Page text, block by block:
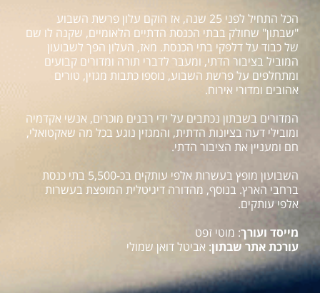
הכל התחיל לפני 25 שנה, אז הוקם עלון פרשת השבוע
"שבתון" שחולק בבתי הכנסת הדתיים הלאומיים, שקנה לו שם
של כבוד על דלפקי בתי הכנסת. מאז, העלון הפך לשבועון
המוביל בציבור הדתי, ומעבר לדברי תורה ומדורים קבועים
ומתחלפים על פרשת השבוע, נוספו כתבות מגזין, טורים
אהובים ומדורי אירוח.
המדורים בשבתון נכתבים על ידי רבנים מוכרים, אנשי אקדמיה
ומובילי דעה בציונות הדתית, והמגזין נוגע בכל מה שאקטואלי,
חם ומעניין את הציבור הדתי.
השבועון מופץ בעשרות אלפי עותקים בכ-5,500 בתי כנסת
ברחבי הארץ. בנוסף, מהדורה דיגיטלית המופצת בעשרות
אלפי עותקים.
מייסד ועורך: מוטי זפט
עורכת אתר שבתון: אביטל דואן שמולי